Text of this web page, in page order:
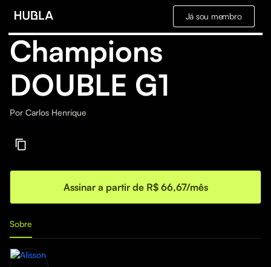
Já sou membro
Champions
DOUBLE G1
Por Carlos Henrique
Assinar a partir de R$ 66,67/mês
Sobre